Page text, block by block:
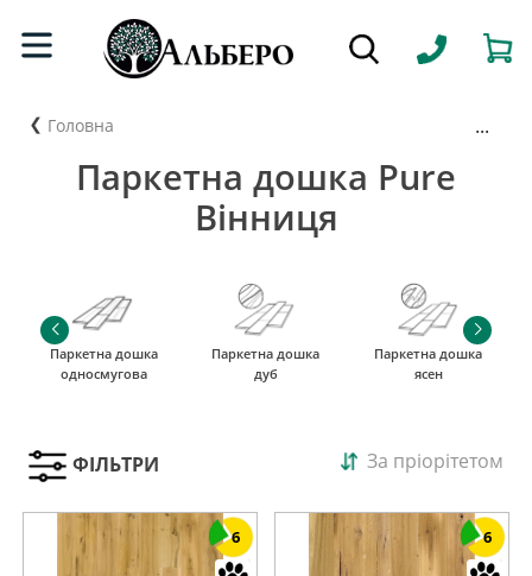
Головна ...
Паркетна дошка Pure
Вінниця
Паркетна дошка
односмугова
Паркетна дошка
дуб
Паркетна дошка
ясен
ФІЛЬТРИ За пріорітетом
6 6